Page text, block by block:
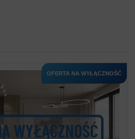
OFERTA NA WYŁĄCZNOŚĆ